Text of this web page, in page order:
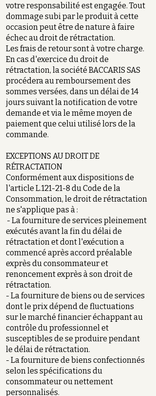
votre responsabilité est engagée. Tout
dommage subi par le produit à cette
occasion peut être de nature à faire
échec au droit de rétractation.
Les frais de retour sont à votre charge.
En cas d'exercice du droit de
rétractation, la société BACCARIS SAS
procédera au remboursement des
sommes versées, dans un délai de 14
jours suivant la notification de votre
demande et via le même moyen de
paiement que celui utilisé lors de la
commande.
EXCEPTIONS AU DROIT DE
RÉTRACTATION
Conformément aux dispositions de
l'article L.121-21-8 du Code de la
Consommation, le droit de rétractation
ne s'applique pas à :
- La fourniture de services pleinement
exécutés avant la fin du délai de
rétractation et dont l'exécution a
commencé après accord préalable
exprès du consommateur et
renoncement exprès à son droit de
rétractation.
- La fourniture de biens ou de services
dont le prix dépend de fluctuations
sur le marché financier échappant au
contrôle du professionnel et
susceptibles de se produire pendant
le délai de rétractation.
- La fourniture de biens confectionnés
selon les spécifications du
consommateur ou nettement
personnalisés.